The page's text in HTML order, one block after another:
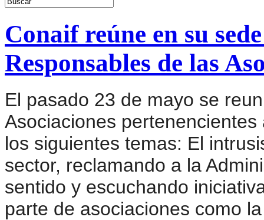
Conaif reúne en su
Responsables de las
El pasado 23 de mayo se
Asociaciones
los siguientes temas: El
sector, reclamando a la
sentido y escuchando
parte de asociaciones como